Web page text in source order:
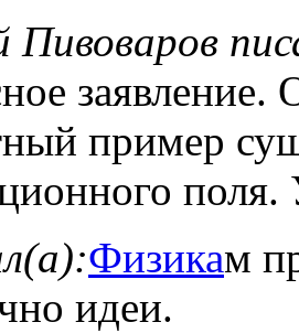
Пивоваров
заявление.
пример
Физикам
идеи.